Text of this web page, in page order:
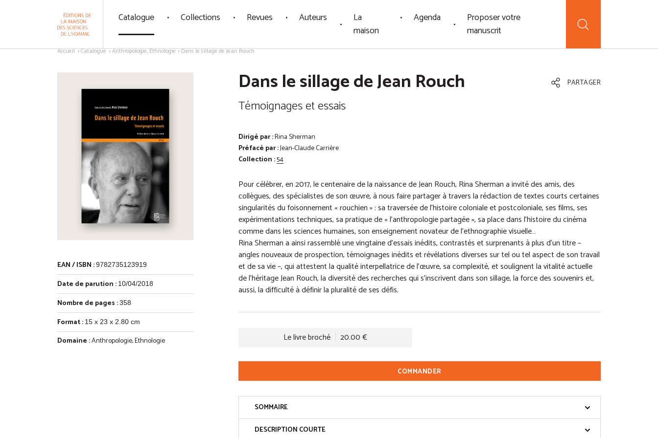
Catalogue Collections Revues Auteurs
La
maison
Agenda
Proposer votre
manuscrit
Accueil Catalogue Anthropologie, Ethnologie Dans le sillage de Jean Rouch
EAN / ISBN :9782735123919
Date de parution : 10/04/2018
Nombre de pages :358
Format : 15 x 23 x 2.80 cm
Domaine :Anthropologie, Ethnologie
Dans le sillage de Jean Rouch
Témoignages et essais
PARTAGER
Dirigé par :Rina Sherman
Préfacé par :Jean-Claude Carrière
Collection :54
Pour célébrer, en 2017, le centenaire de la naissance de Jean Rouch, Rina Sherman a invité des amis, des
collègues, des spécialistes de son œuvre, à nous faire partager à travers la rédaction de textes courts certaines
singularités du foisonnement « rouchien » : sa traversée de l’histoire coloniale et postcoloniale, ses films, ses
expérimentations techniques, sa pratique de « l’anthropologie partagée », sa place dans l’histoire du cinéma
comme dans les sciences humaines, son enseignement novateur de l’ethnographie visuelle…
Rina Sherman a ainsi rassemblé une vingtaine d’essais inédits, contrastés et surprenants à plus d’un titre –
angles nouveaux de prospection, témoignages inédits et révélations diverses sur tel ou tel aspect de son travail
et de sa vie –, qui attestent la qualité interpellatrice de l’œuvre, sa complexité, et soulignent la vitalité actuelle
de l’héritage Jean Rouch, la diversité des recherches qui s’inscrivent dans son sillage, la force des souvenirs et,
aussi, la difficulté à définir la pluralité de ses défis.
Le livre broché 20.00 €
COMMANDER
SOMMAIRE
DESCRIPTION COURTE